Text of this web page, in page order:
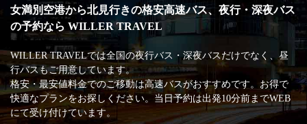
女満別空港から北見行きの格安高速バス、夜行・深夜バス
の予約なら WILLER TRAVEL
WILLER TRAVELでは全国の夜行バス・深夜バスだけでなく、昼
行バスもご用意しています。
格安・最安値料金でのご移動は高速バスがおすすめです。お得で
快適なプランをお探しください。当日予約は出発10分前までWEB
にて受け付けています。